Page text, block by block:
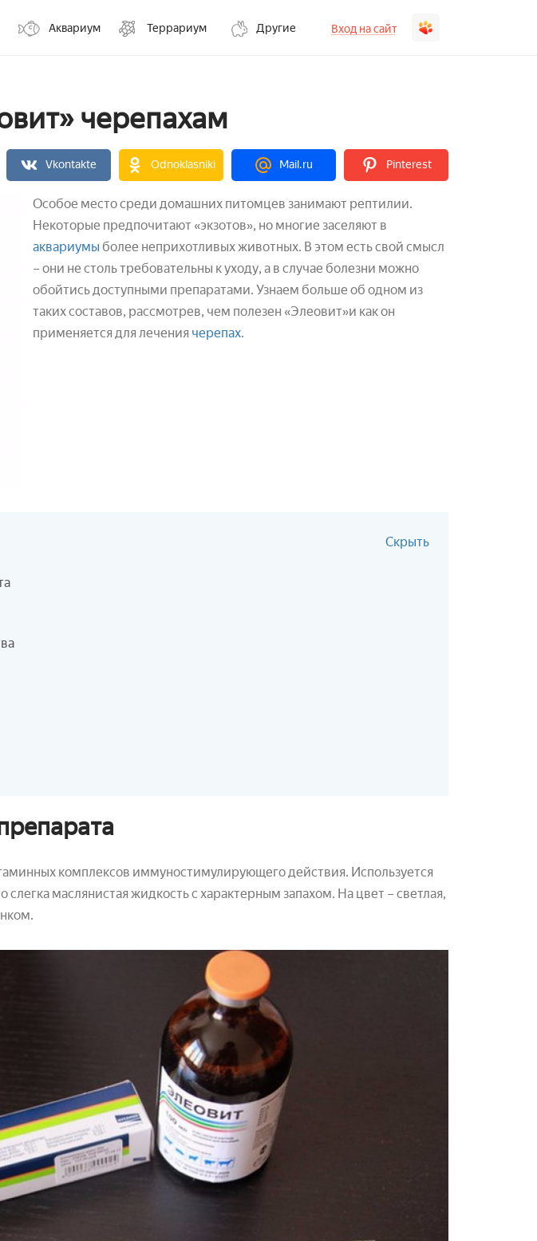
Аквариум Террариум Другие Вход на сайт
черепахам
Vkontakte Odnoklasniki Mail.ru Pinterest
Особое место среди домашних питомцев занимают рептилии.
Некоторые предпочитают «экзотов», но многие заселяют в
аквариумы более неприхотливых животных. В этом есть свой смысл
– они не столь требовательны к уходу, а в случае болезни можно
обойтись доступными препаратами. Узнаем больше об одном из
таких составов, рассмотрев, чем полезен «Элеовит»и как он
применяется для лечения черепах.
Скрыть
комплексов иммуностимулирующего действия. Используется
слегка маслянистая жидкость с характерным запахом. На цвет – светлая,